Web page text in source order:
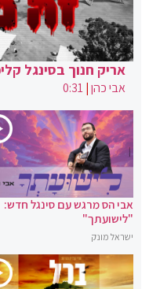
אריק חנוך בסינגל
אבי כהן|
0:31
אבי הס מרגש עם סינגל חדש:
"לישועתך"
ישראל מונק